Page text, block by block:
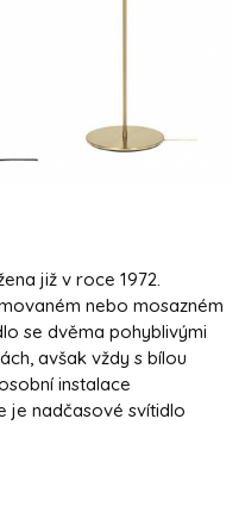
již v roce 1972.
nebo mosazném
se dvěma pohyblivými
avšak vždy s bílou
instalace
je nadčasové svítidlo